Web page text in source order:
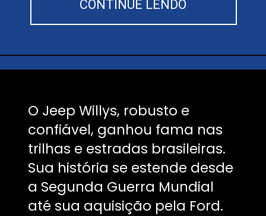
CONTINUE LENDO
O Jeep Willys, robusto e
confiável, ganhou fama nas
trilhas e estradas brasileiras.
Sua história se estende desde
a Segunda Guerra Mundial
até sua aquisição pela Ford.